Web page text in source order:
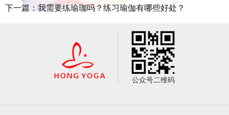
下一篇：我需要练瑜珈吗？练习瑜伽有哪些好处？
公众号二维码